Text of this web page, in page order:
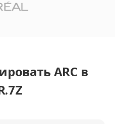
ARC в